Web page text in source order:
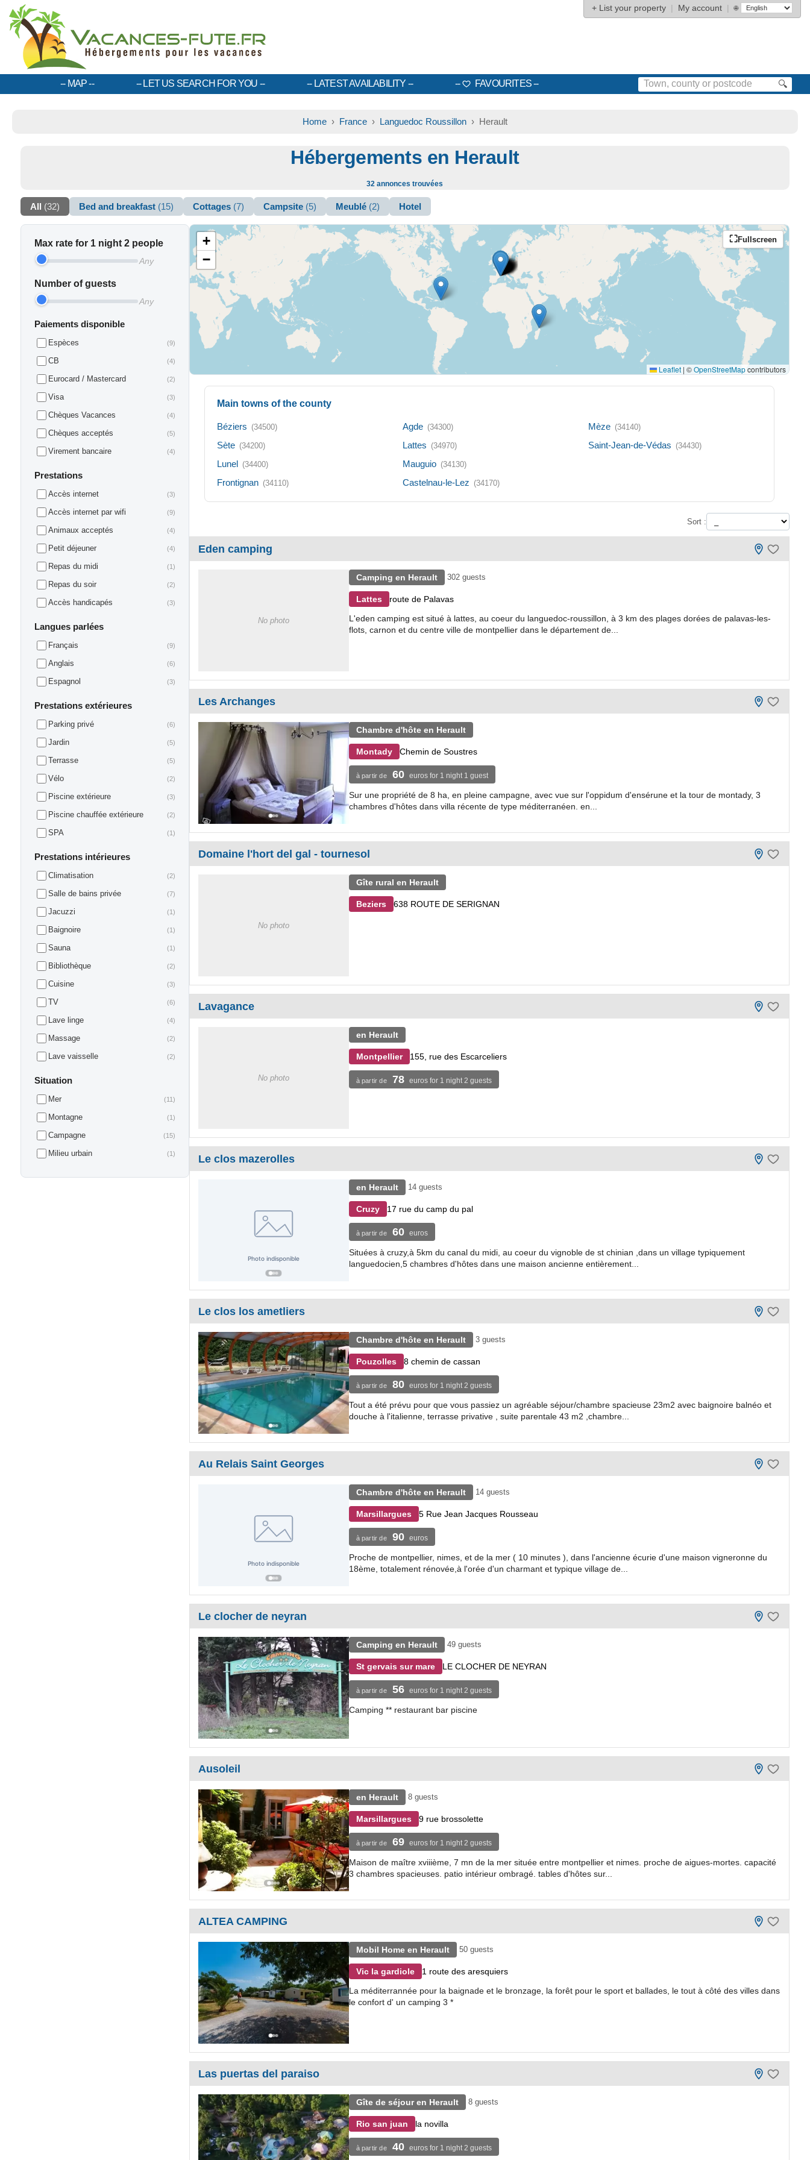
+ List your property | My account | 🌐
MAP LET US SEARCH FOR YOU LATEST AVAILABILITY FAVOURITES 🔍
Home› France› Languedoc Roussillon› Herault
Hébergements en Herault
32 annonces trouvées
All (32) Bed and breakfast (15) Cottages (7) Campsite (5) Meublé (2) Hotel
Max rate for 1 night 2 people
Any
Number of guests
Any
Paiements disponible
Espèces (9)
CB (4)
Eurocard / Mastercard (2)
Visa (3)
Chèques Vacances (4)
Chèques acceptés (5)
Virement bancaire (4)
Prestations
Accès internet (3)
Accès internet par wifi (9)
Animaux acceptés (4)
Petit déjeuner (4)
Repas du midi (1)
Repas du soir (2)
Accès handicapés (3)
Langues parlées
Français (9)
Anglais (6)
Espagnol (3)
Prestations extérieures
Parking privé (6)
Jardin (5)
Terrasse (5)
Vélo (2)
Piscine extérieure (3)
Piscine chauffée extérieure (2)
SPA (1)
Prestations intérieures
Climatisation (2)
Salle de bains privée (7)
Jacuzzi (1)
Baignoire (1)
Sauna (1)
Bibliothèque (2)
Cuisine (3)
TV (6)
Lave linge (4)
Massage (2)
Lave vaisselle (2)
Situation
Mer (11)
Montagne (1)
Campagne (15)
Milieu urbain (1)
Fullscreen
+
−
Leaflet | ©OpenStreetMapcontributors
Main towns of the county
Béziers (34500)
Sète (34200)
Lunel (34400)
Frontignan (34110)
Agde (34300)
Lattes (34970)
Mauguio (34130)
Castelnau-le-Lez (34170)
Mèze (34140)
Saint-Jean-de-Védas (34430)
Sort :
Eden camping
No photo
Camping en Herault 302 guests
Lattes route de Palavas
L'eden camping est situé à lattes, au coeur du languedoc-roussillon, à 3 km des plages dorées de palavas-les-
flots, carnon et du centre ville de montpellier dans le département de...
Les Archanges
Chambre d'hôte en Herault
Montady Chemin de Soustres
à partir de 60 euros for 1 night 1 guest
Sur une propriété de 8 ha, en pleine campagne, avec vue sur l'oppidum d'ensérune et la tour de montady, 3
chambres d'hôtes dans villa récente de type méditerranéen. en...
Domaine l'hort del gal - tournesol
No photo
Gîte rural en Herault
Beziers 638 ROUTE DE SERIGNAN
Lavagance
No photo
en Herault
Montpellier 155, rue des Escarceliers
à partir de 78 euros for 1 night 2 guests
Le clos mazerolles
en Herault 14 guests
Cruzy 17 rue du camp du pal
à partir de 60 euros
Situées à cruzy,à 5km du canal du midi, au coeur du vignoble de st chinian ,dans un village typiquement
languedocien,5 chambres d'hôtes dans une maison ancienne entièrement...
Le clos los ametliers
Chambre d'hôte en Herault 3 guests
Pouzolles 8 chemin de cassan
à partir de 80 euros for 1 night 2 guests
Tout a été prévu pour que vous passiez un agréable séjour/chambre spacieuse 23m2 avec baignoire balnéo et
douche à l'italienne, terrasse privative , suite parentale 43 m2 ,chambre...
Au Relais Saint Georges
Chambre d'hôte en Herault 14 guests
Marsillargues 5 Rue Jean Jacques Rousseau
à partir de 90 euros
Proche de montpellier, nimes, et de la mer ( 10 minutes ), dans l'ancienne écurie d'une maison vigneronne du
18ème, totalement rénovée,à l'orée d'un charmant et typique village de...
Le clocher de neyran
Camping en Herault 49 guests
St gervais sur mare LE CLOCHER DE NEYRAN
à partir de 56 euros for 1 night 2 guests
Camping ** restaurant bar piscine
Ausoleil
en Herault 8 guests
Marsillargues 9 rue brossolette
à partir de 69 euros for 1 night 2 guests
Maison de maître xviiième, 7 mn de la mer située entre montpellier et nimes. proche de aigues-mortes. capacité
3 chambres spacieuses. patio intérieur ombragé. tables d'hôtes sur...
ALTEA CAMPING
Mobil Home en Herault 50 guests
Vic la gardiole 1 route des aresquiers
La méditerrannée pour la baignade et le bronzage, la forêt pour le sport et ballades, le tout à côté des villes dans
le confort d' un camping 3 *
Las puertas del paraiso
Gîte de séjour en Herault 8 guests
Rio san juan la novilla
à partir de 40 euros for 1 night 2 guests